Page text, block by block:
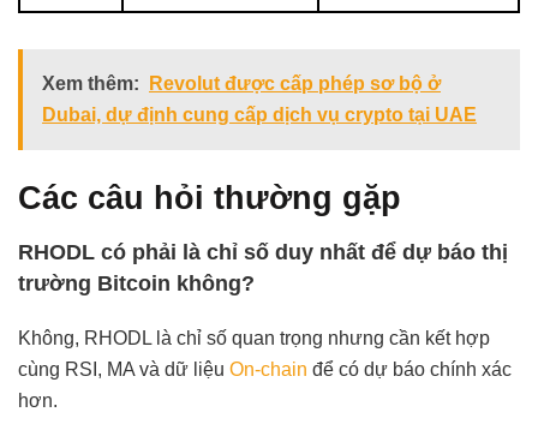
Xem thêm:
Revolut được cấp phép sơ bộ ở
Dubai, dự định cung cấp dịch vụ crypto tại UAE
Các câu hỏi thường gặp
RHODL có phải là chỉ số duy nhất để dự báo thị
trường Bitcoin không?
Không, RHODL là chỉ số quan trọng nhưng cần kết hợp
cùng RSI, MA và dữ liệu On-chain để có dự báo chính xác
hơn.